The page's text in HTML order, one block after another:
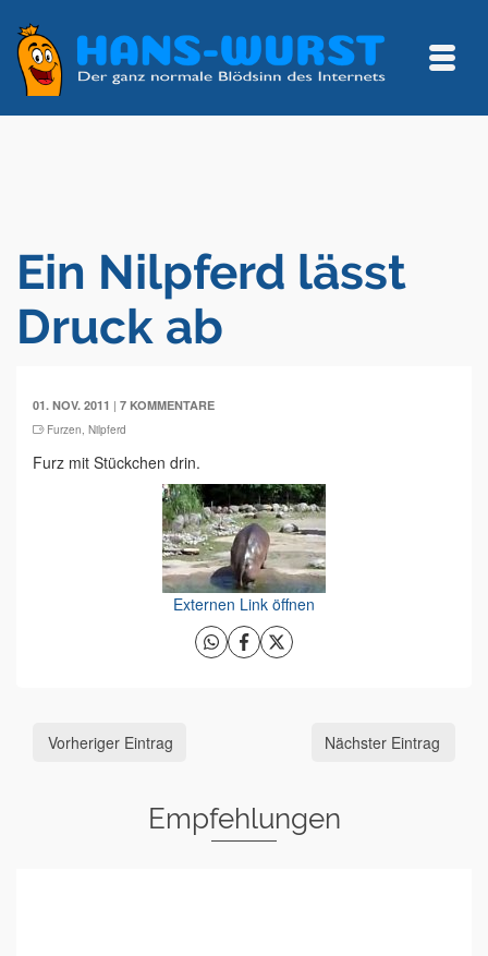
Ein Nilpferd lässt
Druck ab
01. NOV. 2011 | 7 KOMMENTARE
Furzen, Nilpferd
Furz mit Stückchen drin.
Externen Link öffnen
Vorheriger Eintrag Nächster Eintrag
Empfehlungen